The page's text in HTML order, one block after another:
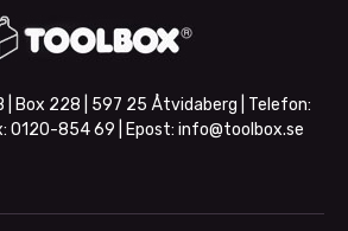
| Box 228 | 597 25 Åtvidaberg | Telefon:
0120-854 69 | Epost: info@toolbox.se